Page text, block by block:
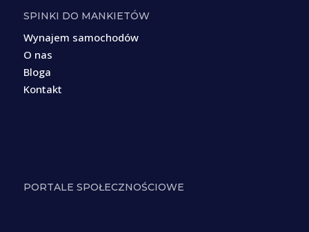
SPINKI DO MANKIETÓW
Wynajem samochodów
O nas
Bloga
Kontakt
PORTALE SPOŁECZNOŚCIOWE